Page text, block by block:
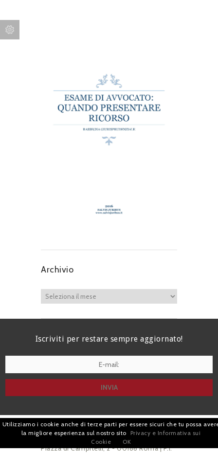
Archivio
Iscriviti per restare sempre aggiornato!
| Avv. Giacomo Romano |
Piazza di Campitelli, 2 - 00186 Roma | P.I.
Utilizziamo i cookie anche di terze parti per essere sicuri che tu possa
la migliore esperienza sul nostro sito
Privacy e Informativa sui
Cookie
OK